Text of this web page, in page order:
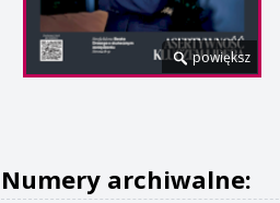
powiększ
Numery archiwalne: